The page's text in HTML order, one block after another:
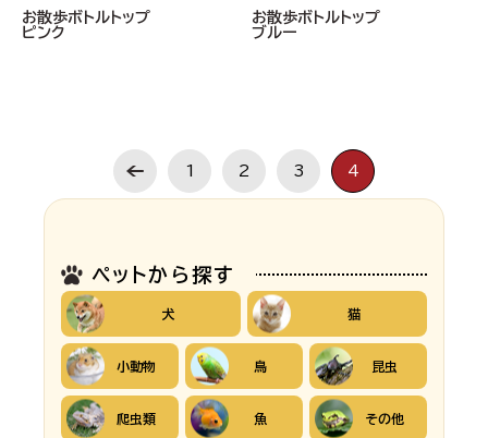
お散歩ボトルトップ
ピンク
お散歩ボトルトップ
ブルー
1 2 3 4
ペットから探す
犬 猫
小動物 鳥 昆虫
爬虫類 魚 その他